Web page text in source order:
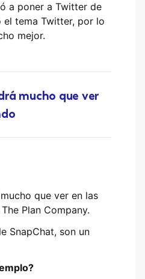
a poner a Twitter de
el tema Twitter, por lo
mejor.
mucho que ver
que ver en las
Plan Company.
SnapChat, son un